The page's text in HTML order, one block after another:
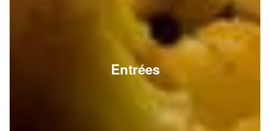
Entrées